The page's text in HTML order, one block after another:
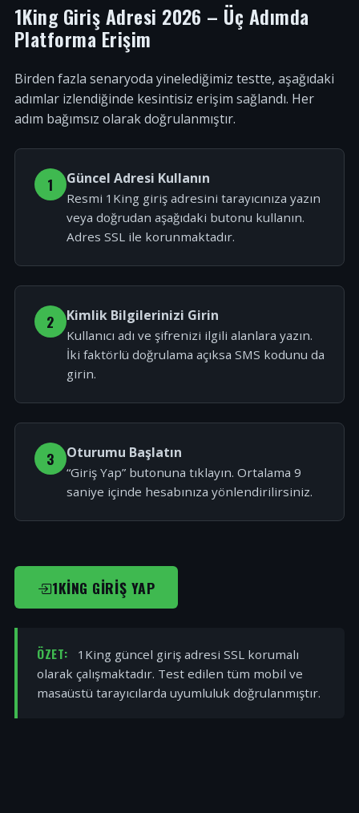
1King Giriş Adresi 2026 – Üç Adımda
Platforma Erişim
Birden fazla senaryoda yinelediğimiz testte, aşağıdaki
adımlar izlendiğinde kesintisiz erişim sağlandı. Her
adım bağımsız olarak doğrulanmıştır.
1 Güncel Adresi Kullanın
Resmi 1King giriş adresini tarayıcınıza yazın
veya doğrudan aşağıdaki butonu kullanın.
Adres SSL ile korunmaktadır.
2 Kimlik Bilgilerinizi Girin
Kullanıcı adı ve şifrenizi ilgili alanlara yazın.
İki faktörlü doğrulama açıksa SMS kodunu da
girin.
3 Oturumu Başlatın
“Giriş Yap” butonuna tıklayın. Ortalama 9
saniye içinde hesabınıza yönlendirilirsiniz.
1KING GIRIŞ YAP
ÖZET:
1King güncel giriş adresi SSL korumalı
olarak çalışmaktadır. Test edilen tüm mobil ve
masaüstü tarayıcılarda uyumluluk doğrulanmıştır.